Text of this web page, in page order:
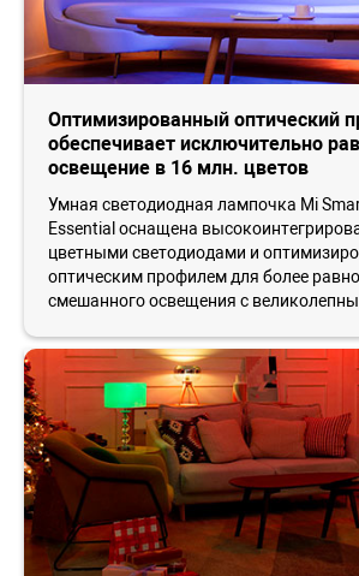
Оптимизированный оптический
обеспечивает исключительно
освещение в 16 млн. цветов
Умная светодиодная лампочка Mi
Essential оснащена
цветными светодиодами и
оптическим профилем для более
смешанного освещения с